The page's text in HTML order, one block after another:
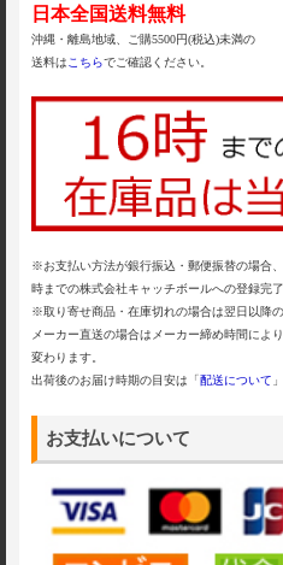
日本全国送料無料
沖縄・離島地域、ご購5500円(税込)未満の
送料は こちらでご確認ください。
※お支払い方法が銀行振込・郵便振替の場合
時までの株式会社キャッチボールへの登録完了
※取り寄せ商品・在庫切れの場合は翌日以降の
メーカー直送の場合はメーカー締め時間によ
変わります。
出荷後のお届け時期の目安は「配送について 」
お支払いについて